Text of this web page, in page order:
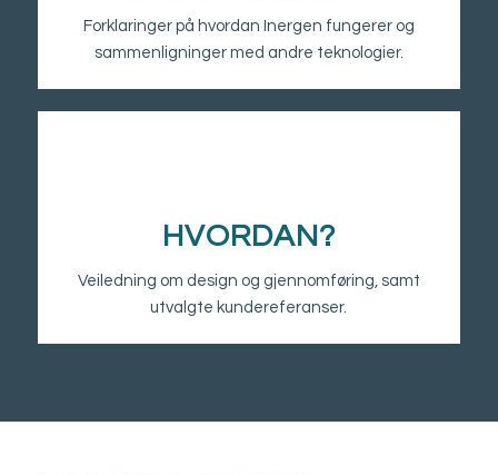
Forklaringer på hvordan Inergen fungerer og
sammenligninger med andre teknologier.
HVORDAN?
Veiledning om design og gjennomføring, samt
utvalgte kundereferanser.